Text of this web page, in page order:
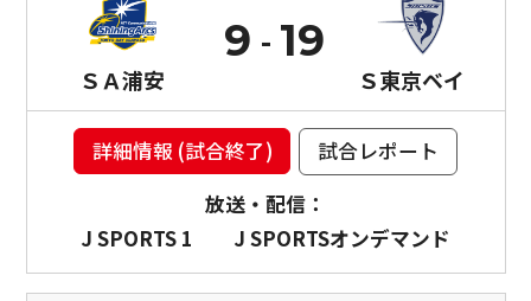
ＳＡ浦安
9
Ｓ東京ベイ
19
詳細情報 (試合終了)
試合レポート
放送・配信：
J SPORTS 1
J SPORTSオンデマンド